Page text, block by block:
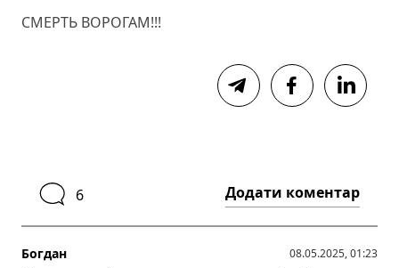
СМЕРТЬ ВОРОГАМ!!!
6 Додати коментар
Богдан
08.05.2025, 01:23